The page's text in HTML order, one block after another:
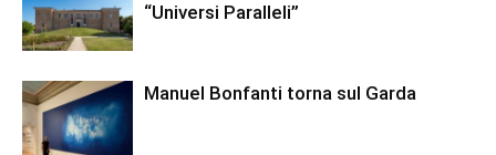
“Universi Paralleli”
Manuel Bonfanti torna sul Garda